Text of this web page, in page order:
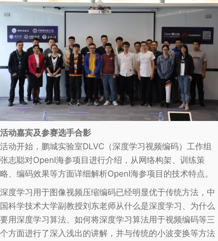
活动嘉宾及参赛选手合影
活动开始，鹏城实验室DLVC（深度学习视频编码）工作组
张志聪对OpenI海参项目进行介绍，从网络构架、训练策
略、编码效果等方面详细解析OpenI海参项目的技术特点。
深度学习用于图像视频压缩编码已经明显优于传统方法，中
国科学技术大学副教授刘东老师从什么是深度学习、为什么
要用深度学习算法、如何将深度学习算法用于视频编码等三
个方面进行了深入浅出的讲解，并与传统的小波变换等方法